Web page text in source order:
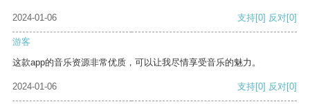
2024-01-06 支持[0] 反对[0]
游客
这款app的音乐资源非常优质，可以让我尽情享受音乐的魅力。
2024-01-06 支持[0] 反对[0]